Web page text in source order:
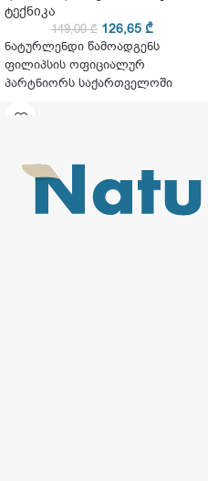
ტექნიკა
149,00₾ 126,65 ₾
ნატურლენდი წამოადგენს
ფილიპსის ოფიციალურ
პარტნიორს საქართველოში